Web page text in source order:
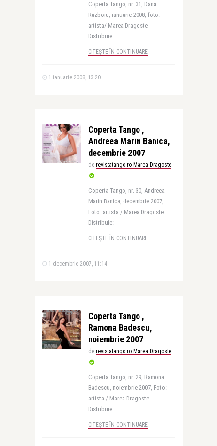
Coperta Tango, nr. 31, Dana
Razboiu, ianuarie 2008, foto:
artista/ Marea Dragoste
Distribuie:
CITEȘTE ÎN CONTINUARE
1 ianuarie 2008, 13:20
Coperta Tango ,
Andreea Marin Banica,
decembrie 2007
de revistatango.ro Marea Dragoste
Coperta Tango, nr. 30, Andreea
Marin Banica, decembrie 2007,
Foto: artista / Marea Dragoste
Distribuie:
CITEȘTE ÎN CONTINUARE
1 decembrie 2007, 11:14
Coperta Tango ,
Ramona Badescu,
noiembrie 2007
de revistatango.ro Marea Dragoste
Coperta Tango, nr. 29, Ramona
Badescu, noiembrie 2007, Foto:
artista / Marea Dragoste
Distribuie:
CITEȘTE ÎN CONTINUARE